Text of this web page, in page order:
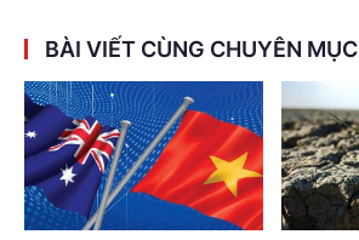
BÀI VIẾT CÙNG CHUYÊN MỤC